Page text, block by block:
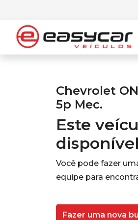
Chevrolet
5p Mec.
Este
Você pode fazer
equipe para
Fazer uma nova